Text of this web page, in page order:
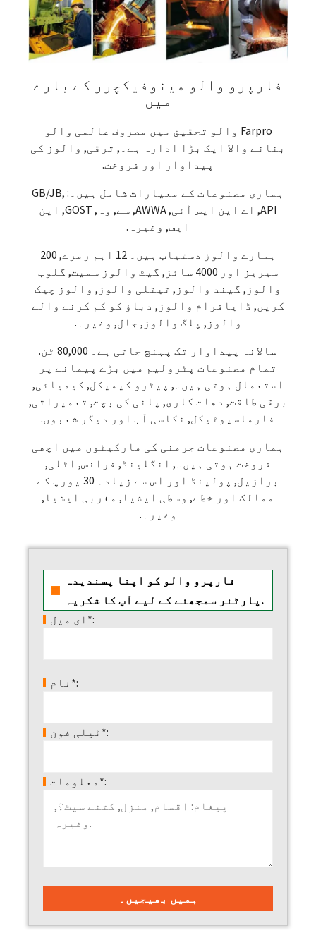
فارپرو والو مینوفیکچرر کے بارے
میں
Farpro والو تحقیق میں مصروف عالمی والو
بنانے والا ایک بڑا ادارہ ہے۔, ترقی, والوز کی
پیداوار اور فروخت.
ہماری مصنوعات کے معیارات شامل ہیں۔: GB/JB,
API, اے این ایس آئی, AWWA, سے, وہ, GOST, این
ایف, وغیرہ.
ہمارے والوز دستیاب ہیں۔ 12 اہم زمرے, 200
سیریز اور 4000 سائز, گیٹ والوز سمیت, گلوب
والوز, گیند والوز, تیتلی والوز, والوز چیک
کریں, ڈایافرام والوز, دباؤ کو کم کرنے والے
والوز, پلگ والوز, جال, وغیرہ.
سالانہ پیداوار تک پہنچ جاتی ہے۔ 80,000 ٹن.
تمام مصنوعات پٹرولیم میں بڑے پیمانے پر
استعمال ہوتی ہیں۔, پیٹرو کیمیکل, کیمیائی,
برقی طاقت, دھات کاری, پانی کی بچت, تعمیراتی,
فارماسیوٹیکل, نکاسی آب اور دیگر شعبوں.
ہماری مصنوعات جرمنی کی مارکیٹوں میں اچھی
فروخت ہوتی ہیں۔, انگلینڈ, فرانس, اٹلی,
برازیل, پولینڈ اور اس سے زیادہ 30 یورپ کے
ممالک اور خطے, وسطی ایشیا, مغربی ایشیا,
وغیرہ.
فارپرو والو کو اپنا پسندیدہ
پارٹنر سمجھنے کے لیے آپ کا شکریہ.
ای میل*:
نام*:
ٹیلی فون*:
معلومات*: